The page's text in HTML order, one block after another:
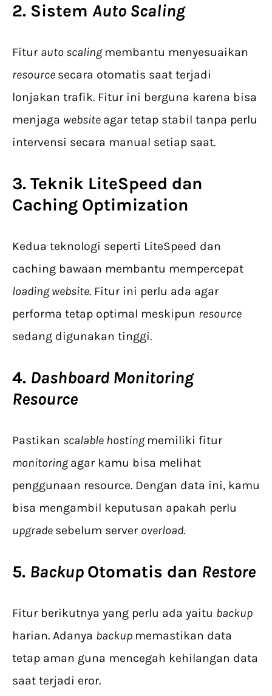
2. Sistem Auto Scaling
Fitur auto scaling membantu menyesuaikan
resource secara otomatis saat terjadi
lonjakan trafik. Fitur ini berguna karena bisa
menjaga website agar tetap stabil tanpa perlu
intervensi secara manual setiap saat.
3. Teknik LiteSpeed dan
Caching Optimization
Kedua teknologi seperti LiteSpeed dan
caching bawaan membantu mempercepat
loading website. Fitur ini perlu ada agar
performa tetap optimal meskipun resource
sedang digunakan tinggi.
4. Dashboard Monitoring
Resource
Pastikan scalable hosting memiliki fitur
monitoringagar kamu bisa melihat
penggunaan resource. Dengan data ini, kamu
bisa mengambil keputusan apakah perlu
upgrade sebelum server overload.
5. Backup Otomatis dan Restore
Fitur berikutnya yang perlu ada yaitu backup
harian. Adanya backup memastikan data
tetap aman guna mencegah kehilangan data
saat terjadi eror.